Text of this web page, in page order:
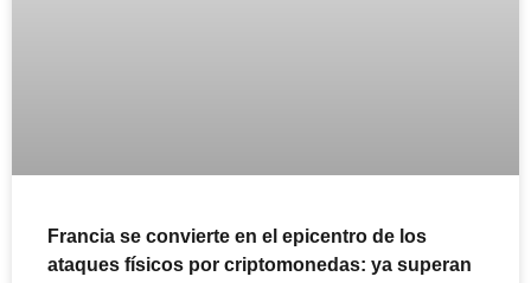
Francia se convierte en el epicentro de los
ataques físicos por criptomonedas: ya superan